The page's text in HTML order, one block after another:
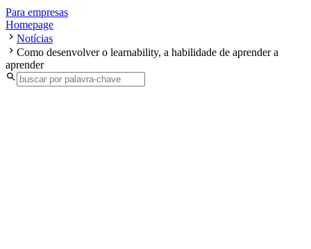
Para empresas
Homepage
Notícias
Como desenvolver o learnability, a habilidade de aprender a
aprender